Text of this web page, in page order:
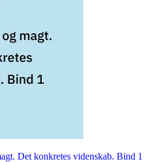
Det konkretes videnskab. Bind 1